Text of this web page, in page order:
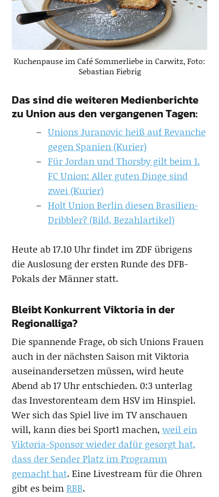
Kuchenpause im Café Sommerliebe in Carwitz, Foto:
Sebastian Fiebrig
Das sind die weiteren Medienberichte
zu Union aus den vergangenen Tagen:
Unions Juranovic heiß auf Revanche
gegen Spanien (Kurier)
Für Jordan und Thorsby gilt beim 1.
FC Union: Aller guten Dinge sind
zwei (Kurier)
Holt Union Berlin diesen Brasilien-
Dribbler? (Bild, Bezahlartikel)
Heute ab 17.10 Uhr findet im ZDF übrigens
die Auslosung der ersten Runde des DFB-
Pokals der Männer statt.
Bleibt Konkurrent Viktoria in der
Regionalliga?
Die spannende Frage, ob sich Unions Frauen
auch in der nächsten Saison mit Viktoria
auseinandersetzen müssen, wird heute
Abend ab 17 Uhr entschieden. 0:3 unterlag
das Investorenteam dem HSV im Hinspiel.
Wer sich das Spiel live im TV anschauen
will, kann dies bei Sport1 machen, weil ein
Viktoria-Sponsor wieder dafür gesorgt hat,
dass der Sender Platz im Programm
gemacht hat. Eine Livestream für die Ohren
gibt es beimRBB.